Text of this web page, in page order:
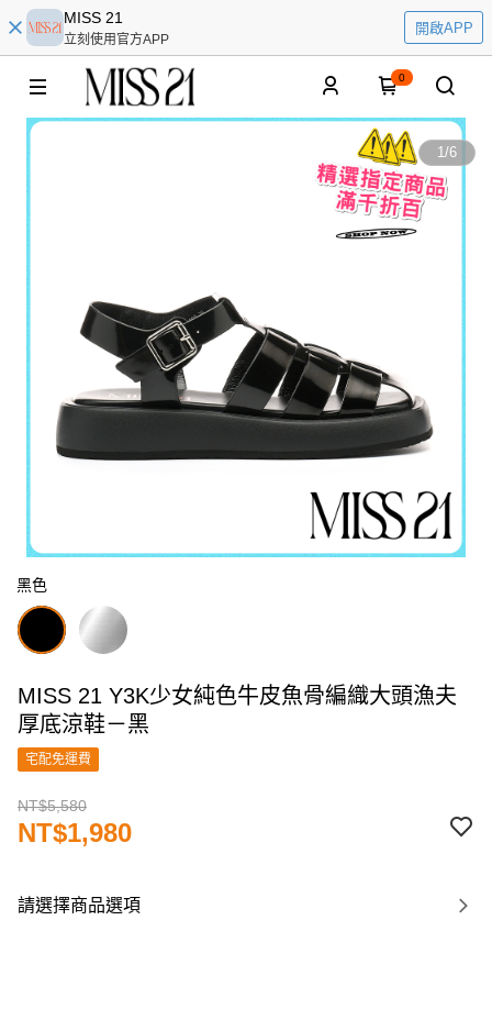
MISS 21
立刻使用官方APP
開啟APP
0
1/6
黑色
MISS 21 Y3K少女純色牛皮魚骨編織大頭漁夫
厚底涼鞋－黑
宅配免運費
NT$5,580
NT$1,980
請選擇商品選項